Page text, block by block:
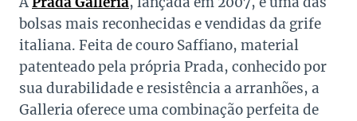
bolsas mais reconhecidas e vendidas da grife
italiana. Feita de couro Saffiano, material
patenteado pela própria Prada, conhecido por
sua durabilidade e resistência a arranhões, a
Galleria oferece uma combinação perfeita de